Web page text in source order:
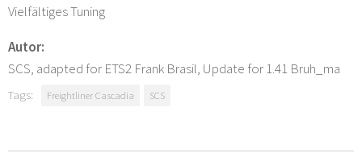
Vielfältiges Tuning
Autor:
SCS, adapted for ETS2 Frank Brasil, Update for 1.41 Bruh_ma
Tags: Freightliner Cascadia SCS